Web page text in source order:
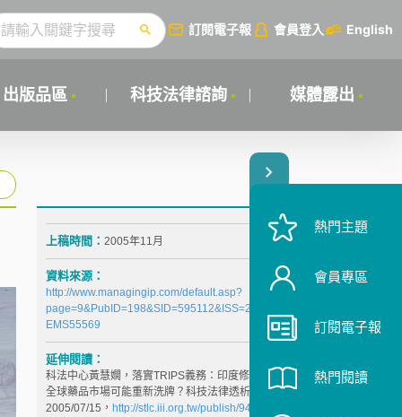
訂閱電子報 會員登入 English
出版品區 科技法律諮詢 媒體露出
上稿時間： 2005年11月
資料來源：
http://www.managingip.com/default.asp?
page=9&PubID=198&SID=595112&ISS=20855&LS=
EMS55569
延伸閱讀：
科法中心黃慧嫺，落實TRIPS義務：印度修正專利法－
全球藥品市場可能重新洗牌？科技法律透析，
2005/07/15， http://stlc.iii.org.tw/publish/94c.htm#7
熱門主題
會員專區
訂閱電子報
熱門閱讀